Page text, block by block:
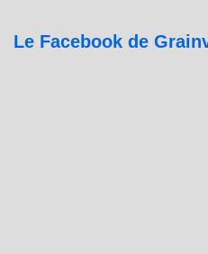
Le Facebook de